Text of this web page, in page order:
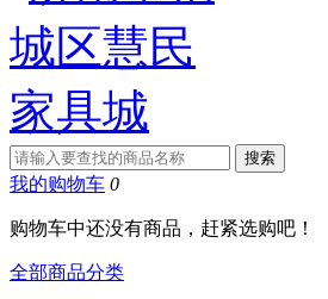
我的购物车 0
购物车中还没有商品，赶紧选购吧！
全部商品分类